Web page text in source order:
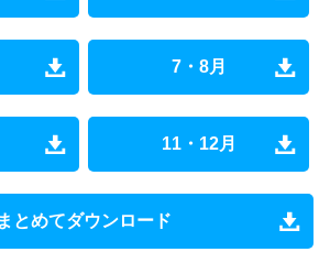
7・8月
11・12月
まとめてダウンロード